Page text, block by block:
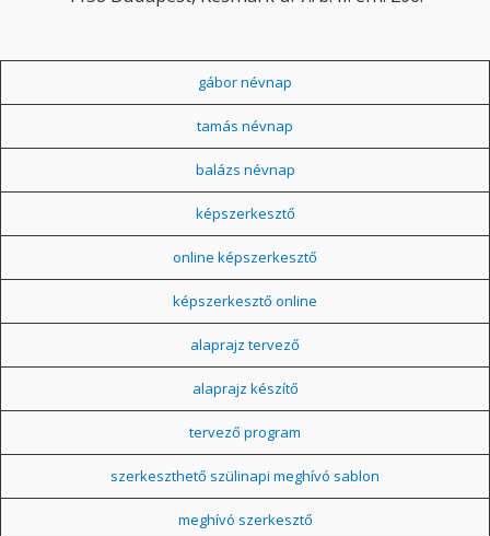
gábor névnap
tamás névnap
balázs névnap
képszerkesztő
online képszerkesztő
képszerkesztő online
alaprajz tervező
alaprajz készítő
tervező program
szerkeszthető szülinapi meghívó sablon
meghívó szerkesztő